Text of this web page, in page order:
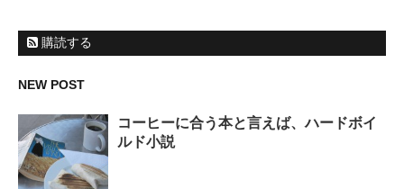
購読する
NEW POST
コーヒーに合う本と言えば、ハードボイ
ルド小説